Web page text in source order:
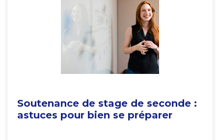
Soutenance de stage de seconde :
astuces pour bien se préparer